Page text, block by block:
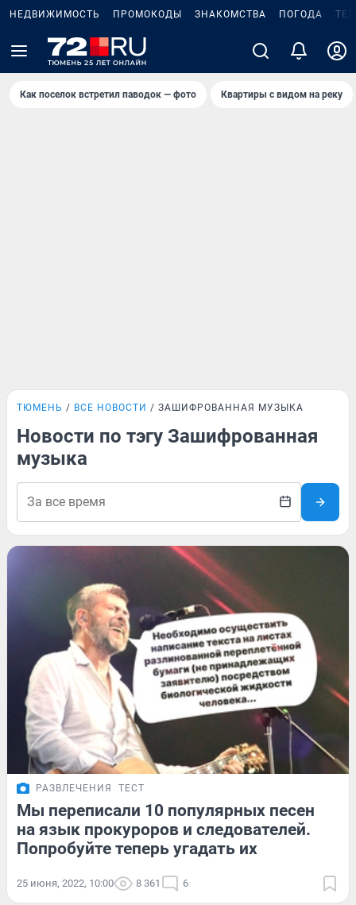
НЕДВИЖИМОСТЬ ПРОМОКОДЫ ЗНАКОМСТВА ПОГОДА
Как поселок встретил паводок — фото Квартиры с видом на реку
ТЮМЕНЬ ВСЕ НОВОСТИ ЗАШИФРОВАННАЯ МУЗЫКА
Новости по тэгу Зашифрованная
музыка
РАЗВЛЕЧЕНИЯ ТЕСТ
Мы переписали 10 популярных песен
на язык прокуроров и следователей.
Попробуйте теперь угадать их
25 июня, 2022, 10:00 8 361 6